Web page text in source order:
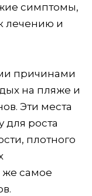
симптомы,
лечению и
причинами
на пляже и
Эти места
для роста
плотного
же самое